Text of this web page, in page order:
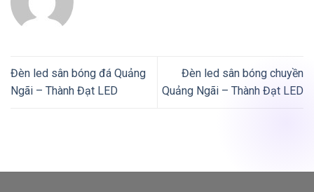
Đèn led sân bóng đá Quảng
Ngãi – Thành Đạt LED
Đèn led sân bóng chuyền
Quảng Ngãi – Thành Đạt LED